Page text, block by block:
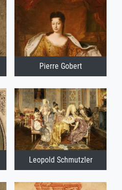
Pierre Gobert
Leopold Schmutzler